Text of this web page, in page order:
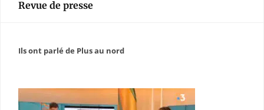
Revue de presse
Ils ont parlé de Plus au nord